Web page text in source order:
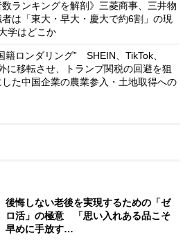
数ランキングを解剖》三菱商事、三井物
は「東大・早大・慶大で約6割」の現
学はどこか
籍ロンダリング” SHEIN、TikTok、
に移転させ、トランプ関税の回避を狙
た中国企業の農業参入・土地取得への
後悔しない老後を実現するための「ゼ
ロ活」の極意 「思い入れある品こそ
早めに手放す…